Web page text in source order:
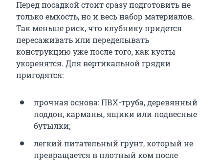
Перед посадкой стоит сразу подготовить не
только емкость, но и весь набор материалов.
Так меньше риск, что клубнику придется
пересаживать или переделывать
конструкцию уже после того, как кусты
укоренятся. Для вертикальной грядки
пригодятся:
прочная основа: ПВХ-труба, деревянный
поддон, карманы, ящики или подвесные
бутылки;
легкий питательный грунт, который не
превращается в плотный ком после